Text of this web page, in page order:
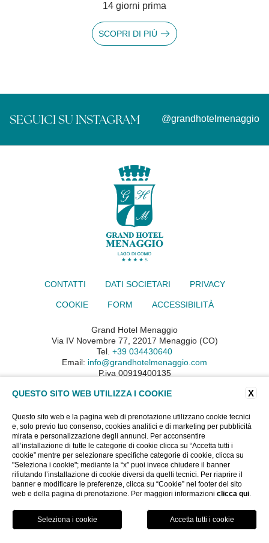
PRENOTA
14 giorni prima
SCOPRI DI PIÙ
SEGUICI SU INSTAGRAM @grandhotelmenaggio
CONTATTI DATI SOCIETARI PRIVACY
COOKIE FORM ACCESSIBILITÀ
Grand Hotel Menaggio
Via IV Novembre 77, 22017 Menaggio (CO)
Tel. +39 034430640
Email: info@grandhotelmenaggio.com
P.iva 00919400135
WEBSITE BY BLASTNESS
X
QUESTO SITO WEB UTILIZZA I COOKIE
Questo sito web e la pagina web di prenotazione utilizzano cookie tecnici
e, solo previo tuo consenso, cookies analitici e di marketing per pubblicità
mirata e personalizzazione degli annunci. Per acconsentire
all’installazione di tutte le categorie di cookie clicca su “Accetta tutti i
cookie” mentre per selezionare specifiche categorie di cookie, clicca su
"Seleziona i cookie"; mediante la “x” puoi invece chiudere il banner
rifiutando l’installazione di cookie diversi da quelli tecnici. Per riaprire il
banner e modificare le preferenze, clicca su “Cookie” nel footer del sito
web e della pagina di prenotazione. Per maggiori informazioni clicca qui.